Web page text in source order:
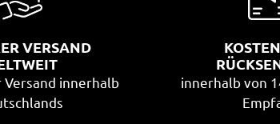
VERSAND
innerhalb
innerhalb von